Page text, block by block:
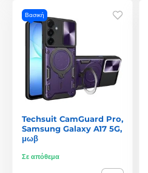
Βασική
Techsuit CamGuard Pro,
Samsung Galaxy A17 5G,
μωβ
Σε απόθεμα